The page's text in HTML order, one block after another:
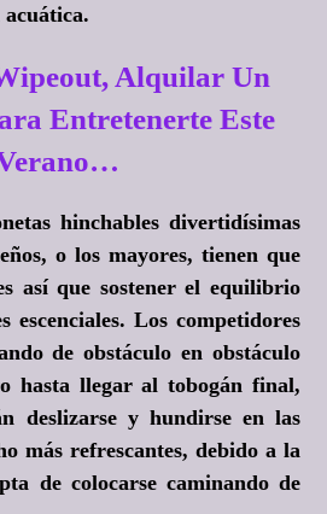
Alquilar Un
Entretenerte Este
hinchables divertidísimas
o los mayores, tienen que
así que sostener el equilibrio
escenciales. Los competidores
de obstáculo en obstáculo
hasta llegar al tobogán final,
deslizarse y hundirse en las
más refrescantes, debido a la
de colocarse caminando de